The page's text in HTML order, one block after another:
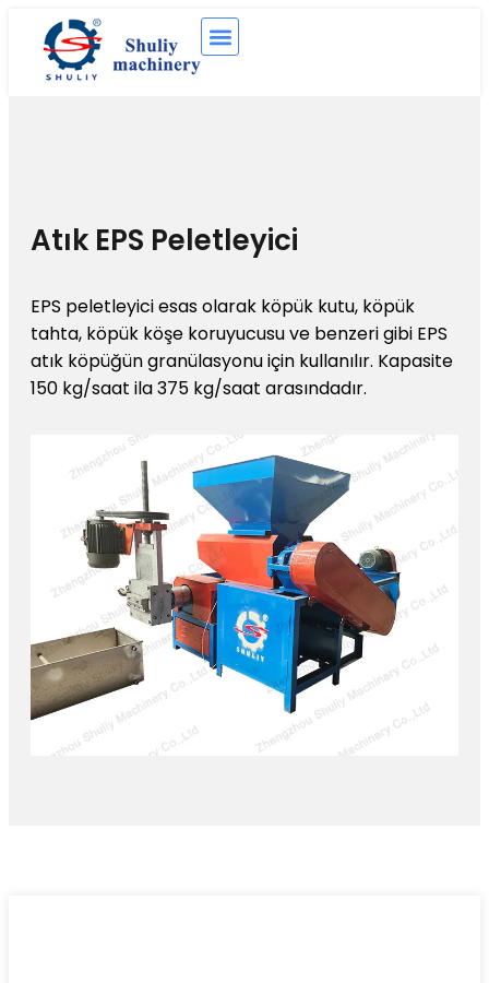
Atık EPS Peletleyici
EPS peletleyici esas olarak köpük kutu, köpük
tahta, köpük köşe koruyucusu ve benzeri gibi EPS
atık köpüğün granülasyonu için kullanılır. Kapasite
150 kg/saat ila 375 kg/saat arasındadır.